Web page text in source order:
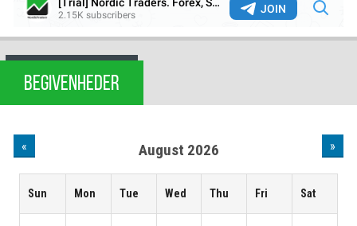
BEGIVENHEDER
« August 2026 »
Sun Mon Tue Wed Thu Fri Sat